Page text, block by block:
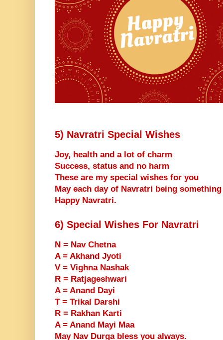
5) Navratri Special Wishes
Joy, health and a lot of charm
Success, status and no harm
These are my special wishes for you
May each day of Navratri being
Happy Navratri.
6) Special Wishes For Navratri
N = Nav Chetna
A = Akhand Jyoti
V = Vighna Nashak
R = Ratjageshwari
A = Anand Dayi
T = Trikal Darshi
R = Rakhan Karti
A = Anand Mayi Maa
May Nav Durga bless you always.